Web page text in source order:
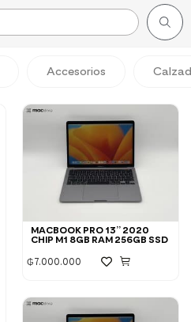
Accesorios
MACBOOK PRO 13” 2020
CHIP M1 8GB RAM 256GB SSD
₲7.000.000